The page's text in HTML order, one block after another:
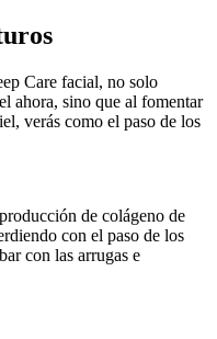
Care facial, no solo
ahora, sino que al fomentar
verás como el paso de los
de colágeno de
con el paso de los
con las arrugas e